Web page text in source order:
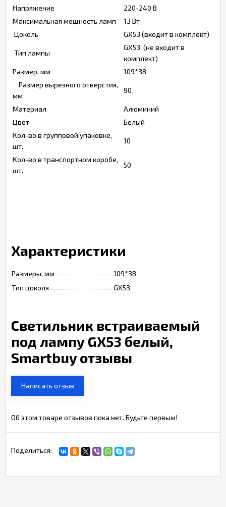
Напряжение
220-240 В
Максимальная мощность ламп
13 Вт
Цоколь
GX53 (входит в комплект)
Тип лампы
GX53 (не входит в
комплект)
Размер, мм
109*38
Размер вырезного отверстия,
мм
90
Материал
Алюминий
Цвет
Белый
Кол-во в групповой упаковке,
шт.
10
Кол-во в транспортном коробе,
шт.
50
Характеристики
Размеры, мм
109*38
Тип цоколя
GX53
Светильник встраиваемый
под лампу GX53 белый,
Smartbuy отзывы
Написать отзыв
Об этом товаре отзывов пока нет. Будьте первым!
Поделиться: